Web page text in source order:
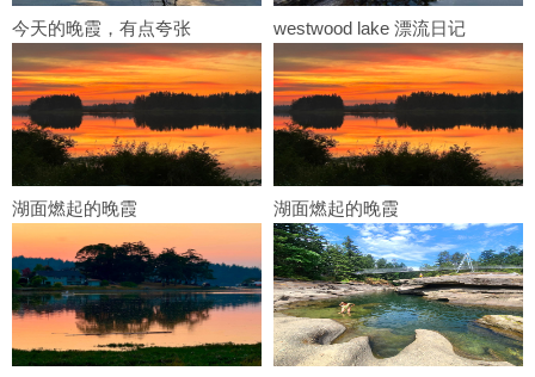
今天的晚霞，有点夸张 westwood lake 漂流日记
湖面燃起的晚霞 湖面燃起的晚霞